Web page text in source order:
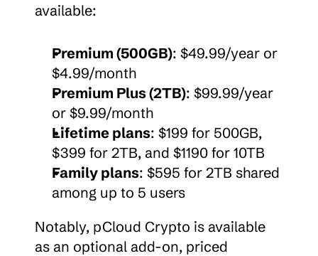
available:
Premium (500GB): $49.99/year or
$4.99/month
Premium Plus (2TB): $99.99/year
or $9.99/month
Lifetime plans: $199 for 500GB,
$399 for 2TB, and $1190 for 10TB
Family plans: $595 for 2TB shared
among up to 5 users
Notably, pCloud Crypto is available
as an optional add-on, priced